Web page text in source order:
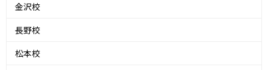
金沢校
長野校
松本校